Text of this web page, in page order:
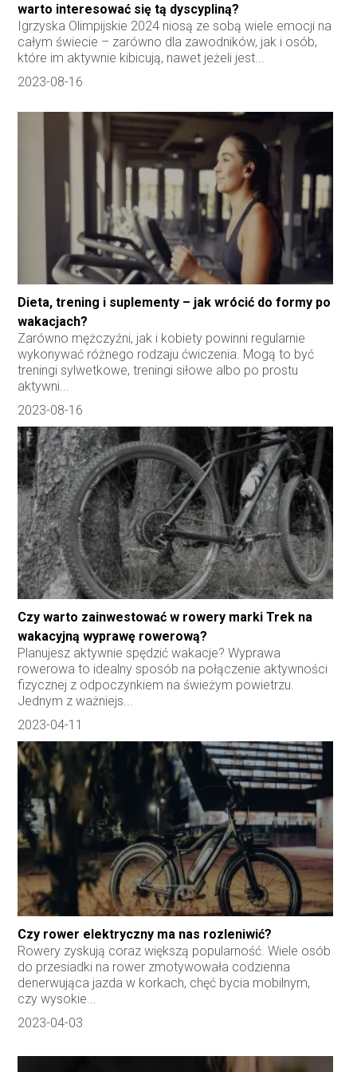
warto interesować się tą dyscypliną?
Igrzyska Olimpijskie 2024 niosą ze sobą wiele emocji na
całym świecie – zarówno dla zawodników, jak i osób,
które im aktywnie kibicują, nawet jeżeli jest...
2023-08-16
Dieta, trening i suplementy – jak wrócić do formy po
wakacjach?
Zarówno mężczyźni, jak i kobiety powinni regularnie
wykonywać różnego rodzaju ćwiczenia. Mogą to być
treningi sylwetkowe, treningi siłowe albo po prostu
aktywni...
2023-08-16
Czy warto zainwestować w rowery marki Trek na
wakacyjną wyprawę rowerową?
Planujesz aktywnie spędzić wakacje? Wyprawa
rowerowa to idealny sposób na połączenie aktywności
fizycznej z odpoczynkiem na świeżym powietrzu.
Jednym z ważniejs...
2023-04-11
Czy rower elektryczny ma nas rozleniwić?
Rowery zyskują coraz większą popularność. Wiele osób
do przesiadki na rower zmotywowała codzienna
denerwująca jazda w korkach, chęć bycia mobilnym,
czy wysokie...
2023-04-03